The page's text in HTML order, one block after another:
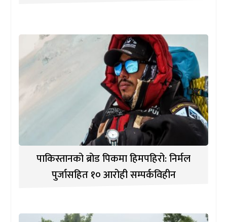
पाकिस्तानको ब्रोड पिकमा हिमपहिरो: निर्मल
पुर्जासहित १० आरोही सम्पर्कविहीन